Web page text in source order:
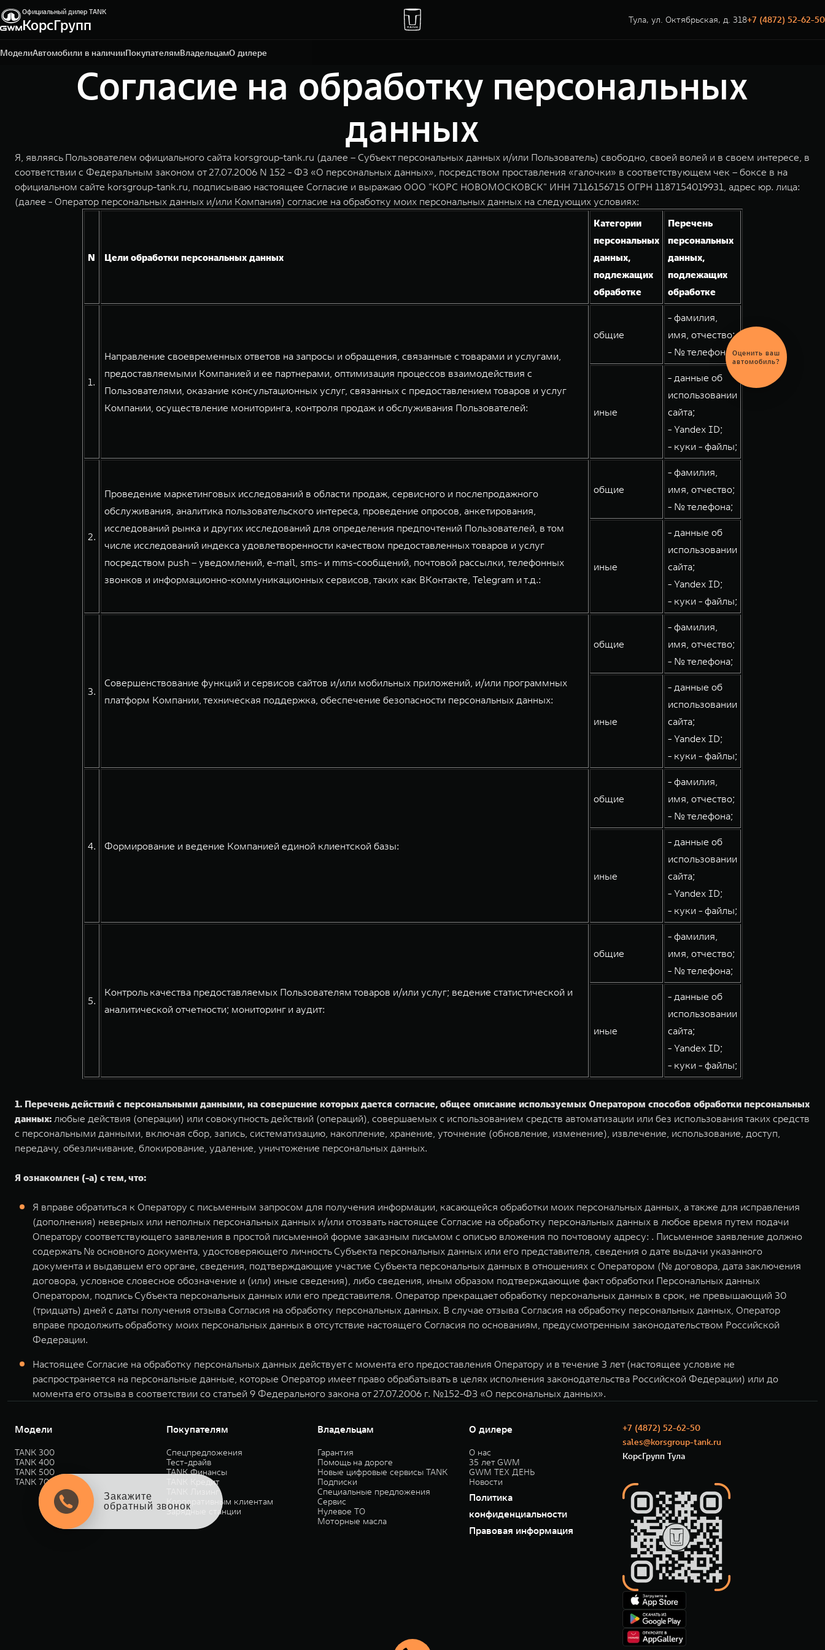
Официальный дилер TANK
КорсГрупп Тула, ул. Октябрьская, д. 318+7 (4872) 52-62-50
МоделиАвтомобили в наличииПокупателямВладельцамО дилере
Тула, ул. Октябрьская, д. 318
+7 (4872) 52-62-50
Согласие на обработку персональных
данных
Я, являясь Пользователем официального сайта korsgroup-tank.ru (далее – Субъект персональных данных и/или Пользователь) свободно, своей волей и в своем интересе, в
соответствии с Федеральным законом от 27.07.2006 N 152 - ФЗ «О персональных данных», посредством проставления «галочки» в соответствующем чек – боксе в на
официальном сайте korsgroup-tank.ru, подписываю настоящее Согласие и выражаю ООО "КОРС НОВОМОСКОВСК" ИНН 7116156715 ОГРН 1187154019931, адрес юр. лица:
(далее - Оператор персональных данных и/или Компания) согласие на обработку моих персональных данных на следующих условиях:
N Цели обработки персональных данных
Категории
персональных
данных,
подлежащих
обработке
Перечень
персональных
данных,
подлежащих
обработке
1.
Направление своевременных ответов на запросы и обращения, связанные с товарами и услугами,
предоставляемыми Компанией и ее партнерами, оптимизация процессов взаимодействия с
Пользователями, оказание консультационных услуг, связанных с предоставлением товаров и услуг
Компании, осуществление мониторинга, контроля продаж и обслуживания Пользователей:
общие
- фамилия,
имя, отчество;
- № телефона;
иные
- данные об
использовании
сайта;
- Yandex ID;
- куки - файлы;
2.
Проведение маркетинговых исследований в области продаж, сервисного и послепродажного
обслуживания, аналитика пользовательского интереса, проведение опросов, анкетирования,
исследований рынка и других исследований для определения предпочтений Пользователей, в том
числе исследований индекса удовлетворенности качеством предоставленных товаров и услуг
посредством push – уведомлений, e-mail, sms- и mms-сообщений, почтовой рассылки, телефонных
звонков и информационно-коммуникационных сервисов, таких как ВКонтакте, Telegram и т.д.:
общие
- фамилия,
имя, отчество;
- № телефона;
иные
- данные об
использовании
сайта;
- Yandex ID;
- куки - файлы;
3.
Совершенствование функций и сервисов сайтов и/или мобильных приложений, и/или программных
платформ Компании, техническая поддержка, обеспечение безопасности персональных данных:
общие
- фамилия,
имя, отчество;
- № телефона;
иные
- данные об
использовании
сайта;
- Yandex ID;
- куки - файлы;
4. Формирование и ведение Компанией единой клиентской базы:
общие
- фамилия,
имя, отчество;
- № телефона;
иные
- данные об
использовании
сайта;
- Yandex ID;
- куки - файлы;
5.
Контроль качества предоставляемых Пользователям товаров и/или услуг; ведение статистической и
аналитической отчетности; мониторинг и аудит:
общие
- фамилия,
имя, отчество;
- № телефона;
иные
- данные об
использовании
сайта;
- Yandex ID;
- куки - файлы;
1. Перечень действий с персональными данными, на совершение которых дается согласие, общее описание используемых Оператором способов обработки персональных
данных: любые действия (операции) или совокупность действий (операций), совершаемых с использованием средств автоматизации или без использования таких средств
с персональными данными, включая сбор, запись, систематизацию, накопление, хранение, уточнение (обновление, изменение), извлечение, использование, доступ,
передачу, обезличивание, блокирование, удаление, уничтожение персональных данных.
Я ознакомлен (-а) с тем, что:
Я вправе обратиться к Оператору с письменным запросом для получения информации, касающейся обработки моих персональных данных, а также для исправления
(дополнения) неверных или неполных персональных данных и/или отозвать настоящее Согласие на обработку персональных данных в любое время путем подачи
Оператору соответствующего заявления в простой письменной форме заказным письмом с описью вложения по почтовому адресу: . Письменное заявление должно
содержать № основного документа, удостоверяющего личность Субъекта персональных данных или его представителя, сведения о дате выдачи указанного
документа и выдавшем его органе, сведения, подтверждающие участие Субъекта персональных данных в отношениях с Оператором (№ договора, дата заключения
договора, условное словесное обозначение и (или) иные сведения), либо сведения, иным образом подтверждающие факт обработки Персональных данных
Оператором, подпись Субъекта персональных данных или его представителя. Оператор прекращает обработку персональных данных в срок, не превышающий 30
(тридцать) дней с даты получения отзыва Согласия на обработку персональных данных. В случае отзыва Согласия на обработку персональных данных, Оператор
вправе продолжить обработку моих персональных данных в отсутствие настоящего Согласия по основаниям, предусмотренным законодательством Российской
Федерации.
Настоящее Согласие на обработку персональных данных действует с момента его предоставления Оператору и в течение 3 лет (настоящее условие не
распространяется на персональные данные, которые Оператор имеет право обрабатывать в целях исполнения законодательства Российской Федерации) или до
момента его отзыва в соответствии со статьей 9 Федерального закона от 27.07.2006 г. №152-ФЗ «О персональных данных».
Модели
TANK 300
TANK 400
TANK 500
TANK 700
Покупателям
Спецпредложения
Тест-драйв
TANK Финансы
TANK Кредит
TANK Лизинг
Корпоративным клиентам
Зарядные станции
Владельцам
Гарантия
Помощь на дороге
Новые цифровые сервисы TANK
Подписки
Специальные предложения
Сервис
Нулевое ТО
Моторные масла
О дилере
О нас
35 лет GWM
GWM ТЕХ ДЕНЬ
Новости
Политика
конфиденциальности
Правовая информация
+7 (4872) 52-62-50
sales@korsgroup-tank.ru
КорсГрупп Тула
Оценить ваш
автомобиль?
Закажите
обратный звонок